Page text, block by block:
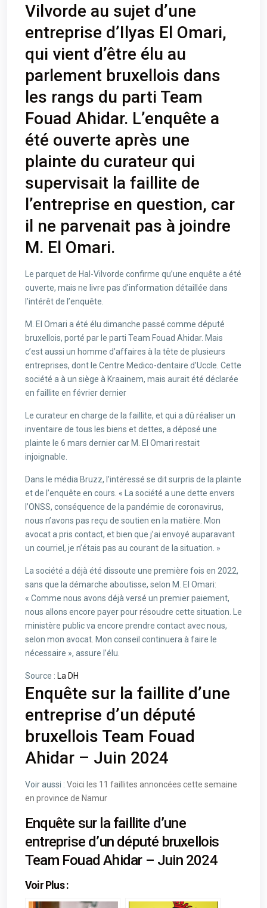
Vilvorde au sujet d’une
entreprise d’Ilyas El Omari,
qui vient d’être élu au
parlement bruxellois dans
les rangs du parti Team
Fouad Ahidar. L’enquête a
été ouverte après une
plainte du curateur qui
supervisait la faillite de
l’entreprise en question, car
il ne parvenait pas à joindre
M. El Omari.
Le parquet de Hal-Vilvorde confirme qu’une enquête a été
ouverte, mais ne livre pas d’information détaillée dans
l’intérêt de l’enquête.
M. El Omari a été élu dimanche passé comme député
bruxellois, porté par le parti Team Fouad Ahidar. Mais
c’est aussi un homme d’affaires à la tête de plusieurs
entreprises, dont le Centre Medico-dentaire d’Uccle. Cette
société a à un siège à Kraainem, mais aurait été déclarée
en faillite en février dernier
Le curateur en charge de la faillite, et qui a dû réaliser un
inventaire de tous les biens et dettes, a déposé une
plainte le 6 mars dernier car M. El Omari restait
injoignable.
Dans le média Bruzz, l’intéressé se dit surpris de la plainte
et de l’enquête en cours. « La société a une dette envers
l’ONSS, conséquence de la pandémie de coronavirus,
nous n’avons pas reçu de soutien en la matière. Mon
avocat a pris contact, et bien que j’ai envoyé auparavant
un courriel, je n’étais pas au courant de la situation. »
La société a déjà été dissoute une première fois en 2022,
sans que la démarche aboutisse, selon M. El Omari:
« Comme nous avons déjà versé un premier paiement,
nous allons encore payer pour résoudre cette situation. Le
ministère public va encore prendre contact avec nous,
selon mon avocat. Mon conseil continuera à faire le
nécessaire », assure l’élu.
Source : La DH
Enquête sur la faillite d’une
entreprise d’un député
bruxellois Team Fouad
Ahidar – Juin 2024
Voir aussi : Voici les 11 faillites annoncées cette semaine
en province de Namur
Enquête sur la faillite d’une
entreprise d’un député bruxellois
Team Fouad Ahidar – Juin 2024
Voir Plus :